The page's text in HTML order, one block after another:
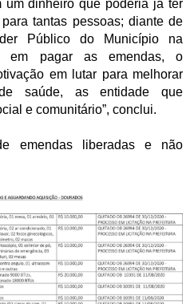
um dinheiro que poderia já ter
tantas pessoas; diante de
Público do Município na
em pagar as emendas, o
em lutar para melhorar
saúde, as entidade que
e comunitário”, conclui.
emendas liberadas e não